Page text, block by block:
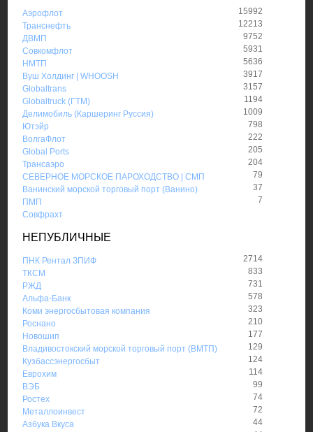
Аэрофлот
15992
Транснефть
12213
ДВМП
9752
Совкомфлот
5931
НМТП
5636
Вуш Холдинг | WHOOSH
3917
Globaltrans
3157
Globaltruck (ГТМ)
1194
Делимобиль (Каршеринг Руссия)
1009
Ютэйр
798
ВолгаФлот
222
Global Ports
205
Трансаэро
204
СЕВЕРНОЕ МОРСКОЕ ПАРОХОДСТВО | СМП
79
Ванинский морской торговый порт (Ванино)
37
ПМП
7
Совфрахт
НЕПУБЛИЧНЫЕ
ПНК Рентал ЗПИФ
2714
ТКСМ
833
РЖД
731
Альфа-Банк
578
Коми энергосбытовая компания
323
Роснано
210
Новошип
177
Владивостокский морской торговый порт (ВМТП)
129
Кузбассэнергосбыт
124
Еврохим
114
ВЭБ
99
Ростех
74
Металлоинвест
72
Азбука Вкуса
44